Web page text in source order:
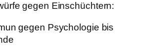
gegen Einschüchtern:
gegen Psychologie bis